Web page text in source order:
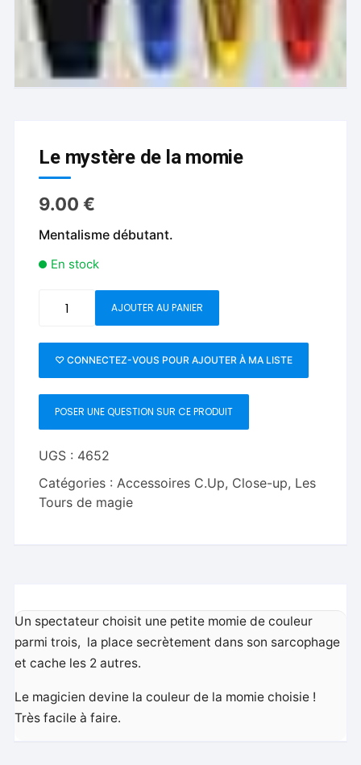
Le mystère de la momie
9.00€
Mentalisme débutant.
En stock
mystère
de
la
momie
AJOUTER AU PANIER
♡ CONNECTEZ-VOUS POUR AJOUTER À MA LISTE
POSER UNE QUESTION SUR CE PRODUIT
UGS : 4652
Catégories :Accessoires C.Up, Close-up, Les
Tours de magie
Un spectateur choisit une petite momie de couleur
parmi trois, la place secrètement dans son sarcophage
et cache les 2 autres.
Le magicien devine la couleur de la momie choisie !
Très facile à faire.